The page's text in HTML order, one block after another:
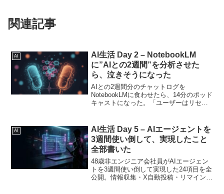
関連記事
AI
AI生活 Day 2 – NotebookLM
に”AIとの2週間”を分析させた
ら、泣きそうになった
AIとの2週間分のチャットログを
NotebookLMに食わせたら、14分のポッド
キャストになった。「ユーザーはリセッ
AI
AI生活 Day 5 – AIエージェントを
3週間使い倒して、実現したこと
全部書いた
48歳非エンジニア会社員がAIエージェン
トを3週間使い倒して実現した24項目を全
公開。情報収集・X自動投稿・リマインダ